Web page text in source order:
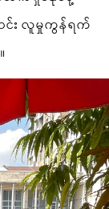
း လူမှုကွန်ရက်